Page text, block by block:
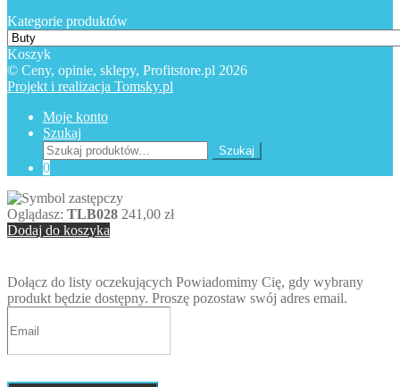
Kategorie produktów
Koszyk
© Ceny, opinie, sklepy, Profitstore.pl 2026
Projekt i realizacja Tomsky.pl
Moje konto
Szukaj
Szukaj:
Szukaj
0
Oglądasz: TLB028 241,00 zł
Dodaj do koszyka
Dołącz do listy oczekujących Powiadomimy Cię, gdy wybrany
produkt będzie dostępny. Proszę pozostaw swój adres email.